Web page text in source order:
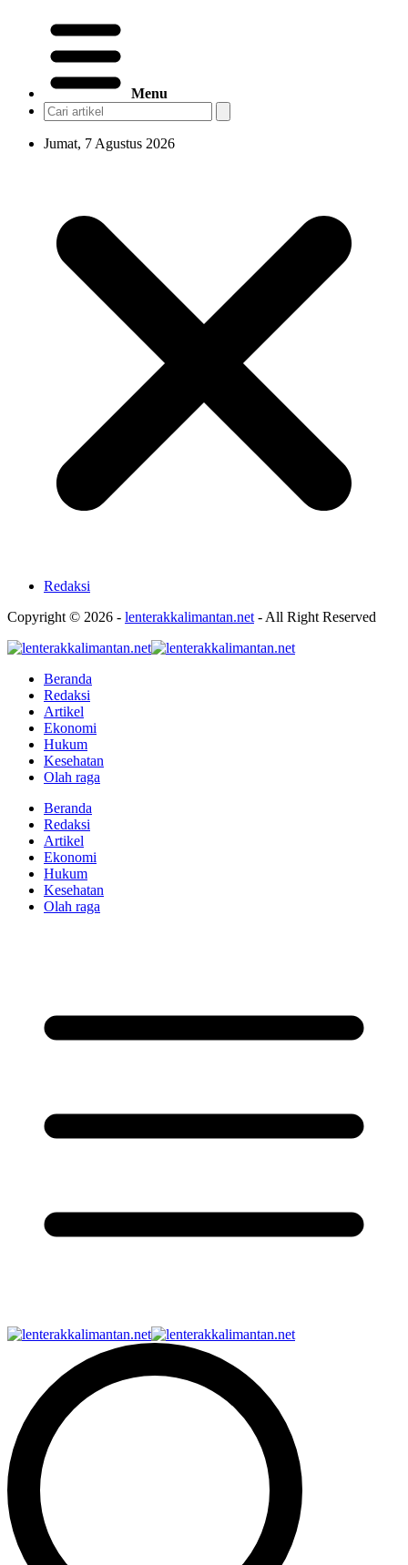
Menu
Jumat, 7 Agustus 2026
Redaksi
Copyright © 2026 - lenterakkalimantan.net - All Right Reserved
Beranda
Redaksi
Artikel
Ekonomi
Hukum
Kesehatan
Olah raga
Beranda
Redaksi
Artikel
Ekonomi
Hukum
Kesehatan
Olah raga